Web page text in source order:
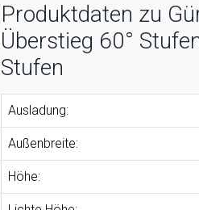
Produktdaten zu
Überstieg 60°
Stufen
Ausladung:
Außenbreite:
Höhe: